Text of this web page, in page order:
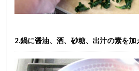
2.鍋に醤油、酒、砂糖、出汁の素を加